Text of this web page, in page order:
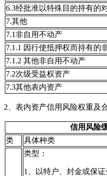
6.3经批准以特殊目的持有的
7.其他
7.1非自用不动产
7.1.1 因行使抵押权而持有的
7.1.2 其他非自用不动产
7.2次级受益权资产
7.3其他表内资产
2、表内资产信用风险权重及
信用风险
类
具体种类
类型：
1、以特户、封金或保